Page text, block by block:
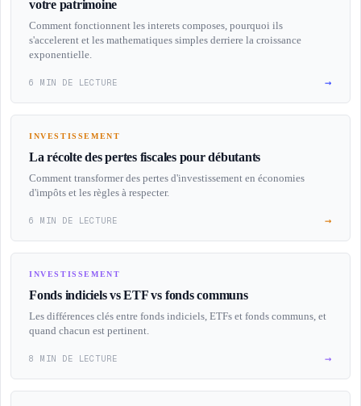
votre patrimoine
Comment fonctionnent les interets composes, pourquoi ils
s'accelerent et les mathematiques simples derriere la croissance
exponentielle.
6 MIN DE LECTURE →
INVESTISSEMENT
La récolte des pertes fiscales pour débutants
Comment transformer des pertes d'investissement en économies
d'impôts et les règles à respecter.
6 MIN DE LECTURE →
INVESTISSEMENT
Fonds indiciels vs ETF vs fonds communs
Les différences clés entre fonds indiciels, ETFs et fonds communs, et
quand chacun est pertinent.
8 MIN DE LECTURE →